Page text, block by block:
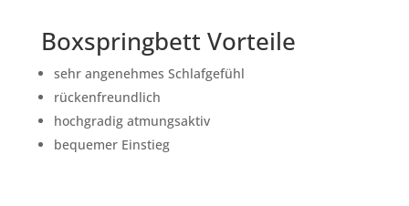
Boxspringbett Vorteile
sehr angenehmes Schlafgefühl
rückenfreundlich
hochgradig atmungsaktiv
bequemer Einstieg